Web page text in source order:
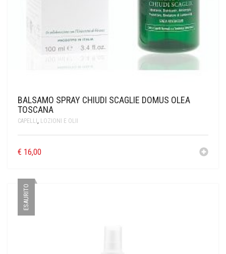
BALSAMO SPRAY CHIUDI SCAGLIE DOMUS OLEA
TOSCANA
CAPELLI , LOZIONI E OLII
€ 16,00
ESAURITO